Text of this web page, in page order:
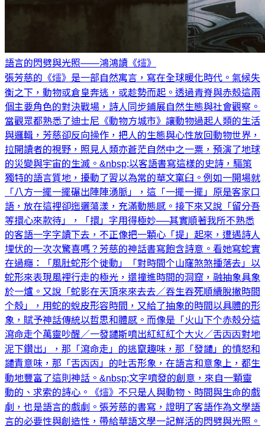
語言的閃劈與光照——鴻鴻讀《爧》
張芳慈的《爧》是一部自然寓言，寫在全球暖化時代。氣候失
衡之下，動物或倉皇奔逃，或趁勢而起。透過青脊與赤殼這兩
個主要角色的對決戰場，詩人同步鋪展自然生態與社會觀察。
當觀眾都熟悉了迪士尼《動物方城市》讓動物過起人類的生活
與邏輯，芳慈卻反向操作，把人的生態與心性放回動物世界，
拉開讀者的視野，照見人類亦蒼茫自然中之一粟，預演了地球
的災變與宇宙的生滅。&nbsp;以客語書寫這樣的史詩，驅策
獨特的語言質地，擾動了習以為常的華文窠臼。例如一開場就
「八方一擺一擺碾出陣陣湧脈」，這「一擺一擺」原是客家口
語，放在這裡卻迤邐蕩漾，充滿動態感。接下來又說「留分吾
等擐心來款待」，「擐」字用得極妙──其實順著我所不熟悉
的客語一字字讀下去，不正像把一顆心「提」起來，遭遇詩人
埋伏的一次次驚喜嗎？芳慈的神話書寫飽含詩意。看她寫蛇實
在過癮：「風肚蛇形个徙動」「對時間个山窿煞煞揰落去」以
蛇形來表現風裡行走的極光，還撞進時間的洞窟，融抽象具象
於一爐。又說「蛇影在天頂來來去去／吞生吞死順續脫撇時間
个殼」，用蛇的蛻皮形容時間，又給了抽象的時間以具體的形
象，賦予神話傳統以哲思和體感。而像是「火山下个赤殼分這
瀉命走个萬靈吵醒／一發譴斯噴出紅紅紅个大火／舌㐁㐁對地
泥下鑽出」，那「瀉命走」的逃竄趣味，那「發譴」的憤怒和
譴責意味，那「舌㐁㐁」的吐舌形象，在語言和意象上，都生
動地豐富了這則神話。&nbsp;文字噴發的創意，來自一顆靈
動的、求索的詩心。《爧》不只是人與動物、時間與生命的戲
劇，也是語言的戲劇。張芳慈的書寫，證明了客語作為文學語
言的必要性與創造性，帶給華語文學一記鮮活的閃劈與光照。